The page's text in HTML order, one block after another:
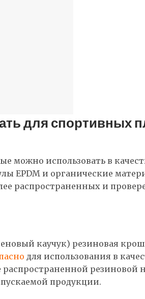
для спортивных
можно использовать в
EPDM и органические
распространенных и
каучук) резиновая
для использования в
распространенной
продукции.